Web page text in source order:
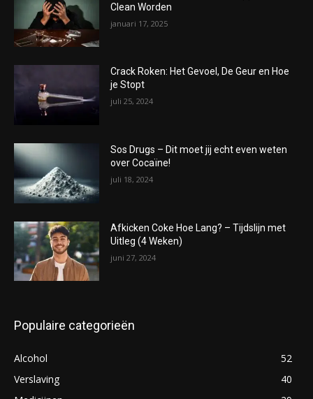
Clean Worden
januari 17, 2025
Crack Roken: Het Gevoel, De Geur en Hoe
je Stopt
juli 25, 2024
Sos Drugs – Dit moet jij echt even weten
over Cocaïne!
juli 18, 2024
Afkicken Coke Hoe Lang? – Tijdslijn met
Uitleg (4 Weken)
juni 27, 2024
Populaire categorieën
Alcohol
52
Verslaving
40